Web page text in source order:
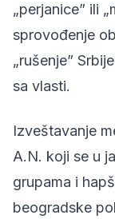
„perjanice” ili
sprovođenje
„rušenje”
sa vlasti.
Izveštavanje
A.N. koji se u
grupama i
beogradske